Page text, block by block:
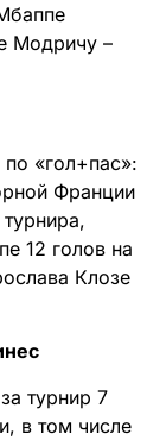
Модричу –
«гол+пас»:
Франции
12 голов на
Клозе
турнир 7
в том числе